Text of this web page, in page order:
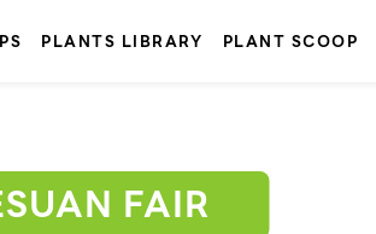
PLANTS LIBRARY PLANT SCOOP
FAIR